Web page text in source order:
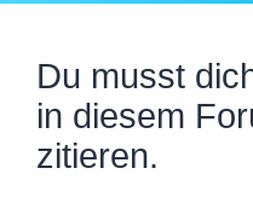
Du musst
in diesem
zitieren.